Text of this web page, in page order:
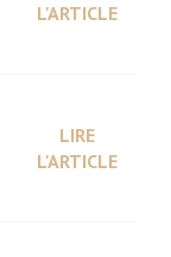
L'ARTICLE
LIRE
L'ARTICLE